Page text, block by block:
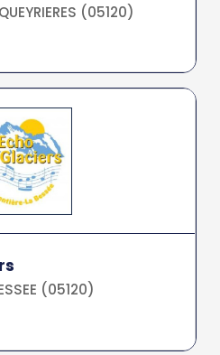
(05120)
(05120)